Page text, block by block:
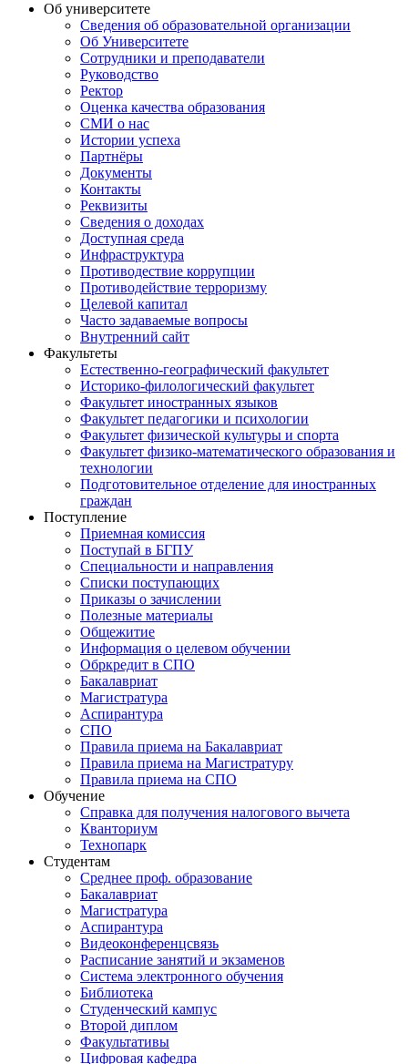
Об университете
Сведения об образовательной организации
Об Университете
Сотрудники и преподаватели
Руководство
Ректор
Оценка качества образования
СМИ о нас
Истории успеха
Партнёры
Документы
Контакты
Реквизиты
Сведения о доходах
Доступная среда
Инфраструктура
Противодествие коррупции
Противодействие терроризму
Целевой капитал
Часто задаваемые вопросы
Внутренний сайт
Факультеты
Естественно-географический факультет
Историко-филологический факультет
Факультет иностранных языков
Факультет педагогики и психологии
Факультет физической культуры и спорта
Факультет физико-математического образования и
технологии
Подготовительное отделение для иностранных
граждан
Поступление
Приемная комиссия
Поступай в БГПУ
Специальности и направления
Списки поступающих
Приказы о зачислении
Полезные материалы
Общежитие
Информация о целевом обучении
Обркредит в СПО
Бакалавриат
Магистратура
Аспирантура
СПО
Правила приема на Бакалавриат
Правила приема на Магистратуру
Правила приема на СПО
Обучение
Справка для получения налогового вычета
Кванториум
Технопарк
Студентам
Cреднее проф. образование
Бакалавриат
Магистратура
Аспирантура
Видеоконференцсвязь
Расписание занятий и экзаменов
Система электронного обучения
Библиотека
Студенческий кампус
Второй диплом
Факультативы
Цифровая кафедра